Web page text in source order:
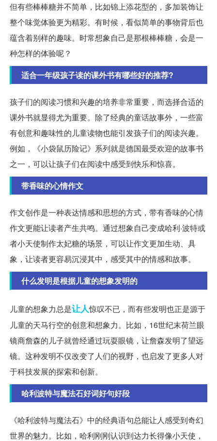
但有些棒棒糖并不简单，比如锦上添花型的，多加装饰让
整个味觉体验更为精彩。有时候，看似简单的事物背后也
蕴含着别样的趣味。时常想象自己是那根棒棒糖，会是一
种怎样的体验呢？
适合一年级孩子读的课外书有哪些好的推荐?
孩子们的阅读习惯和兴趣的培养非常重要，而选择合适的
课外书就显得尤为重要。除了经典的童话故事外，一些富
有创意和趣味性的儿童读物也能引发孩子们的阅读兴趣。
例如，《小袋鼠历险记》系列就是德国最受欢迎的故事书
之一，可以让孩子们在阅读中感受到快乐和惊喜。
带香味的心情作文
作文创作是一种表达情感和思想的方式，带有香味的心情
作文更能让读者产生共鸣。通过想象自己变成哈利·波特或
者小天使制作太妃糖的场景，可以让作文更加生动、具
象，让读者更容易沉浸其中，感受其中的情感和故事。
什么发明是根据儿童的想象发明的
儿童的想象力总是让人惊叹不已，而有些发明也正是源于
儿童的天马行空的创意和想象力。比如，16世纪末荷兰眼
镜商詹森的儿子就曾经通过玩耍眼镜，让詹森发明了望远
镜。这种发明不仅改变了人们的视野，也启发了更多人对
于科技发展的探索和创新。
哈利波特与魔法石好词好句好段
《哈利波特与魔法石》中的经典语句总能让人感受到奇幻
世界的魅力。比如，哈利刚刚认识到达力长得像小天使，